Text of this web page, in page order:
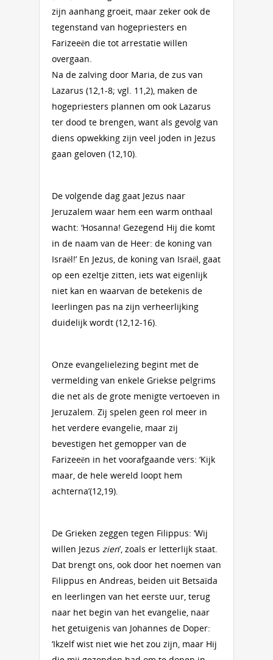
zijn aanhang groeit, maar zeker ook de
tegenstand van hogepriesters en
Farizeeën die tot arrestatie willen
overgaan.
Na de zalving door Maria, de zus van
Lazarus (12,1-8; vgl. 11,2), maken de
hogepriesters plannen om ook Lazarus
ter dood te brengen, want als gevolg van
diens opwekking zijn veel joden in Jezus
gaan geloven (12,10).
De volgende dag gaat Jezus naar
Jeruzalem waar hem een warm onthaal
wacht: ‘Hosanna! Gezegend Hij die komt
in de naam van de Heer: de koning van
Israël!’ En Jezus, de koning van Israël, gaat
op een ezeltje zitten, iets wat eigenlijk
niet kan en waarvan de betekenis de
leerlingen pas na zijn verheerlijking
duidelijk wordt (12,12-16).
Onze evangelielezing begint met de
vermelding van enkele Griekse pelgrims
die net als de grote menigte vertoeven in
Jeruzalem. Zij spelen geen rol meer in
het verdere evangelie, maar zij
bevestigen het gemopper van de
Farizeeën in het voorafgaande vers: ‘Kijk
maar, de hele wereld loopt hem
achterna’(12,19).
De Grieken zeggen tegen Filippus: ‘Wij
willen Jezus zien’, zoals er letterlijk staat.
Dat brengt ons, ook door het noemen van
Filippus en Andreas, beiden uit Betsaïda
en leerlingen van het eerste uur, terug
naar het begin van het evangelie, naar
het getuigenis van Johannes de Doper:
‘Ikzelf wist niet wie het zou zijn, maar Hij